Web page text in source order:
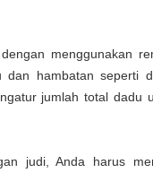
menggunakan
hambatan seperti
jumlah total dadu
judi, Anda harus